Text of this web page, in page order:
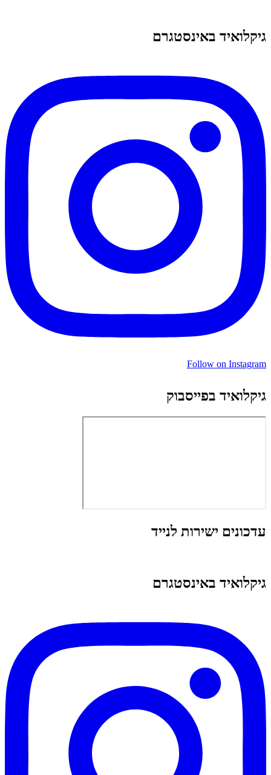
גיקלואיד באינסטגרם
Follow on Instagram
גיקלואיד בפייסבוק
עדכונים ישירות לנייד
גיקלואיד באינסטגרם